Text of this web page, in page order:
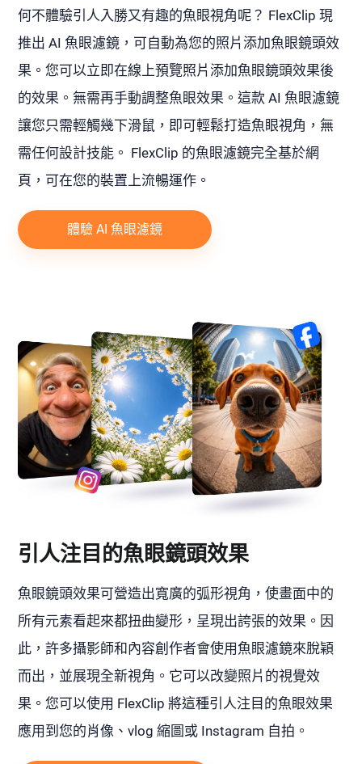
何不體驗引人入勝又有趣的魚眼視角呢？ FlexClip 現
推出 AI 魚眼濾鏡，可自動為您的照片添加魚眼鏡頭效
果。您可以立即在線上預覽照片添加魚眼鏡頭效果後
的效果。無需再手動調整魚眼效果。這款 AI 魚眼濾鏡
讓您只需輕觸幾下滑鼠，即可輕鬆打造魚眼視角，無
需任何設計技能。 FlexClip 的魚眼濾鏡完全基於網
頁，可在您的裝置上流暢運作。
體驗 AI 魚眼濾鏡
引人注目的魚眼鏡頭效果
魚眼鏡頭效果可營造出寬廣的弧形視角，使畫面中的
所有元素看起來都扭曲變形，呈現出誇張的效果。因
此，許多攝影師和內容創作者會使用魚眼濾鏡來脫穎
而出，並展現全新視角。它可以改變照片的視覺效
果。您可以使用 FlexClip 將這種引人注目的魚眼效果
應用到您的肖像、vlog 縮圖或 Instagram 自拍。